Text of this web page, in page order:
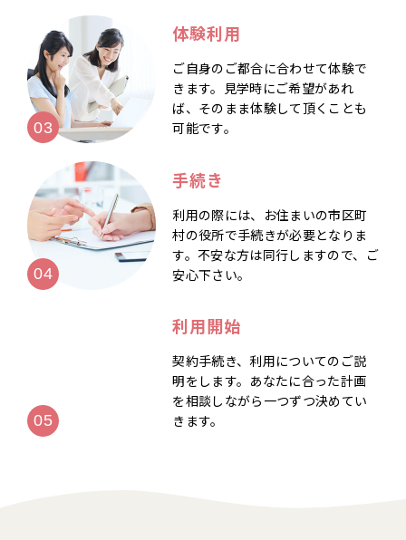
体験利用
ご自身のご都合に合わせて体験で
きます。見学時にご希望があれ
ば、そのまま体験して頂くことも
可能です。
手続き
利用の際には、お住まいの市区町
村の役所で手続きが必要となりま
す。不安な方は同行しますので、ご
安心下さい。
利用開始
契約手続き、利用についてのご説
明をします。あなたに合った計画
を相談しながら一つずつ決めてい
きます。